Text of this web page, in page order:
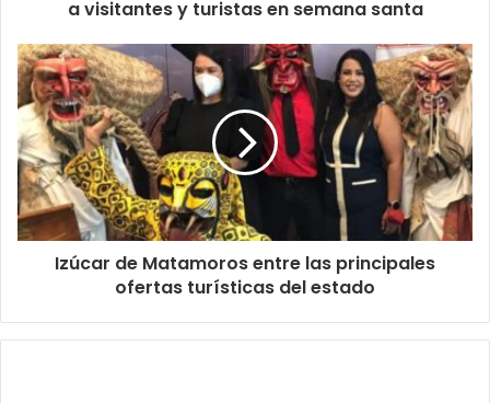
a visitantes y turistas en semana santa
Izúcar de Matamoros entre las principales
ofertas turísticas del estado